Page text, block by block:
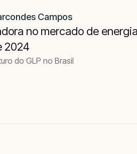
Campos
no mercado de
2024
do GLP no Brasil